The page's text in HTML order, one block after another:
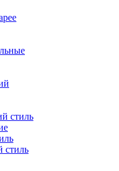
стиль
стиль